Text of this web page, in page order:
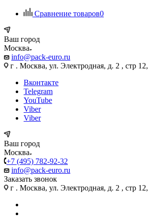
Сравнение товаров0
Ваш город
Москва
info@pack-euro.ru
г . Москва, ул. Электродная, д. 2 , стр
Вконтакте
Telegram
YouTube
Viber
Viber
Ваш город
Москва
+7 (495) 782-92-32
info@pack-euro.ru
Заказать звонок
г . Москва, ул. Электродная, д. 2 , стр